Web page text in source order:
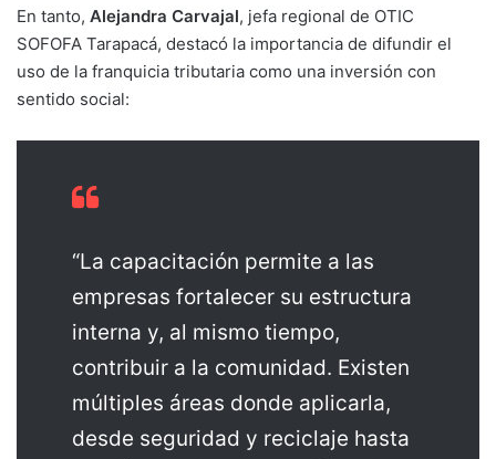
En tanto, Alejandra Carvajal, jefa regional de OTIC
SOFOFA Tarapacá, destacó la importancia de difundir el
uso de la franquicia tributaria como una inversión con
sentido social:
“La capacitación permite a las
empresas fortalecer su estructura
interna y, al mismo tiempo,
contribuir a la comunidad. Existen
múltiples áreas donde aplicarla,
desde seguridad y reciclaje hasta